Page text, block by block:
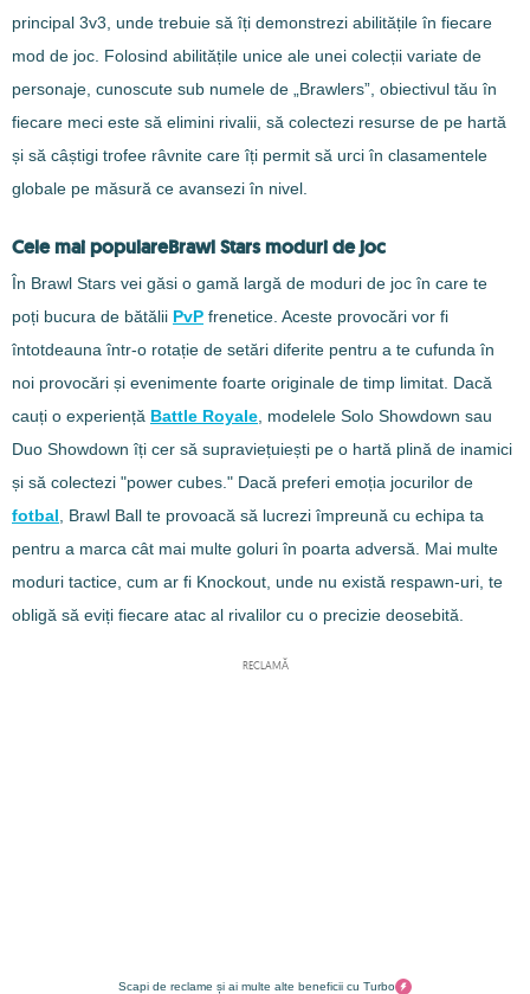
principal 3v3, unde trebuie să îți demonstrezi abilitățile în fiecare
mod de joc. Folosind abilitățile unice ale unei colecții variate de
personaje, cunoscute sub numele de „Brawlers”, obiectivul tău în
fiecare meci este să elimini rivalii, să colectezi resurse de pe hartă
și să câștigi trofee râvnite care îți permit să urci în clasamentele
globale pe măsură ce avansezi în nivel.
Cele mai populareBrawl Stars moduri de joc
În Brawl Stars vei găsi o gamă largă de moduri de joc în care te
poți bucura de bătălii PvP frenetice. Aceste provocări vor fi
întotdeauna într-o rotație de setări diferite pentru a te cufunda în
noi provocări și evenimente foarte originale de timp limitat. Dacă
cauți o experiență Battle Royale , modelele Solo Showdown sau
Duo Showdown îți cer să supraviețuiești pe o hartă plină de inamici
și să colectezi "power cubes." Dacă preferi emoția jocurilor de
fotbal , Brawl Ball te provoacă să lucrezi împreună cu echipa ta
pentru a marca cât mai multe goluri în poarta adversă. Mai multe
moduri tactice, cum ar fi Knockout, unde nu există respawn-uri, te
obligă să eviți fiecare atac al rivalilor cu o precizie deosebită.
RECLAMĂ
Scapi de reclame și ai multe alte beneficii cu Turbo